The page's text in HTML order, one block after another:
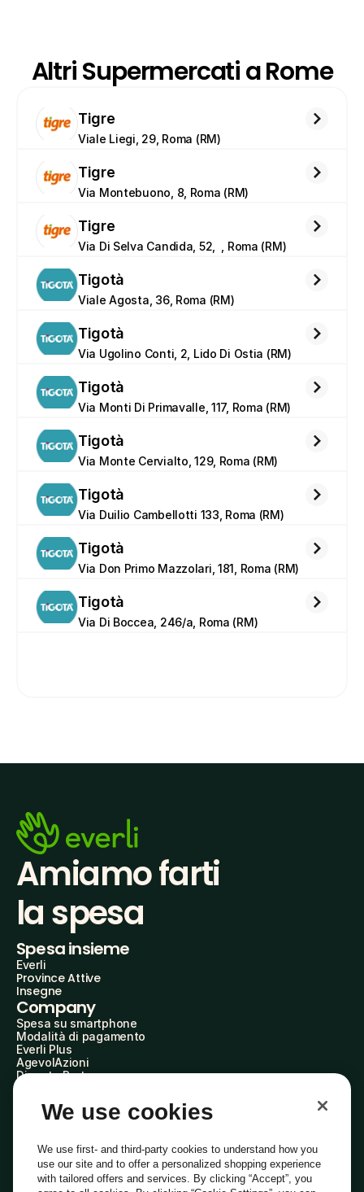
Altri Supermercati a Rome
Tigre
Viale Liegi, 29, Roma (RM)
Tigre
Via Montebuono, 8, Roma (RM)
Tigre
Via Di Selva Candida, 52,  , Roma (RM)
Tigotà
Viale Agosta, 36, Roma (RM)
Tigotà
Via Ugolino Conti, 2, Lido Di Ostia (RM)
Tigotà
Via Monti Di Primavalle, 117, Roma (RM)
Tigotà
Via Monte Cervialto, 129, Roma (RM)
Tigotà
Via Duilio Cambellotti 133, Roma (RM)
Tigotà
Via Don Primo Mazzolari, 181, Roma (RM)
Tigotà
Via Di Boccea, 246/a, Roma (RM)
Amiamo farti
la spesa
Spesa insieme
Everli
Province Attive
Insegne
Company
Spesa su smartphone
Modalità di pagamento
Everli Plus
AgevolAzioni
Diventa Partner
Everli Shoppers
About Us
Everli News
Domande frequenti
Lavora con noi
Diventa Shopper
We use cookies
We use first- and third-party cookies to understand how you
use our site and to offer a personalized shopping experience
with tailored offers and services. By clicking “Accept”, you